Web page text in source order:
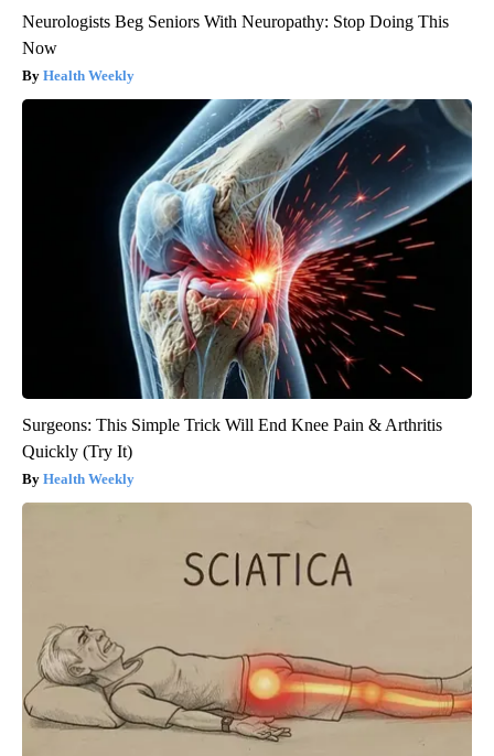
Neurologists Beg Seniors With Neuropathy: Stop Doing This
Now
Health Weekly
Surgeons: This Simple Trick Will End Knee Pain & Arthritis
Quickly (Try It)
Health Weekly